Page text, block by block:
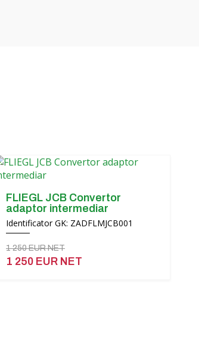
FLIEGL JCB Convertor
adaptor intermediar
Identificator GK: ZADFLMJCB001
1 250 EUR NET
1 250 EUR NET